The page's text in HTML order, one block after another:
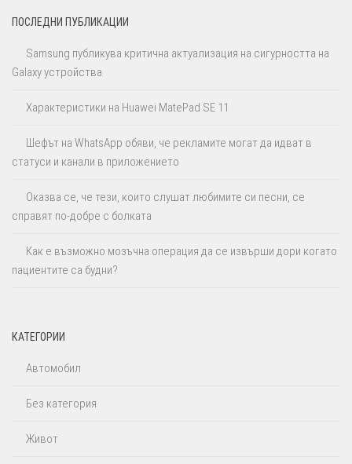
ПОСЛЕДНИ ПУБЛИКАЦИИ
Samsung публикува критична актуализация на сигурността на
Galaxy устройства
Характеристики на Huawei MatePad SE 11
Шефът на WhatsApp обяви, че рекламите могат да идват в
статуси и канали в приложението
Оказва се, че тези, които слушат любимите си песни, се
справят по-добре с болката
Как е възможно мозъчна операция да се извърши дори когато
пациентите са будни?
КАТЕГОРИИ
Автомобил
Без категория
Живот